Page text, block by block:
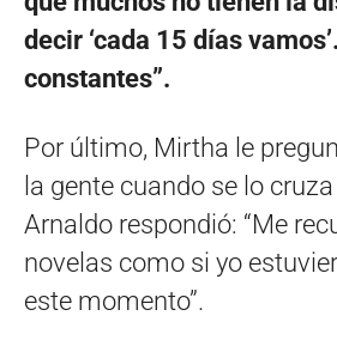
decir ‘cada 15 días
constantes”.
Por último, Mirtha le
la gente cuando se lo
Arnaldo respondió: “Me
novelas como si yo
este momento”.